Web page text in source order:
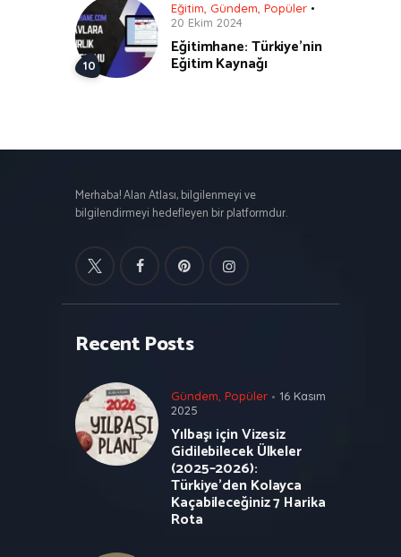
Eğitim Gündem Popüler
20 Ekim 2024
Eğitimhane: Türkiye’nin
Eğitim Kaynağı
Merhaba! Alan Atlası, bilgilenmeyi ve
bilgilendirmeyi hedefleyen bir platformdur.
Recent Posts
Gündem, Popüler
16 Kasım
2025
Yılbaşı için Vizesiz
Gidilebilecek Ülkeler
(2025–2026):
Türkiye’den Kolayca
Kaçabileceğiniz 7 Harika
Rota